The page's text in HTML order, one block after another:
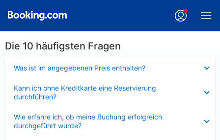
Die 10 häufigsten Fragen
Was ist im angegebenen Preis enthalten?
Kann ich ohne Kreditkarte eine Reservierung
durchführen?
Wie erfahre ich, ob meine Buchung erfolgreich
durchgeführt wurde?